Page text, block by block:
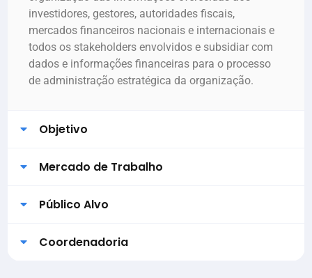
investidores, gestores, autoridades fiscais,
mercados financeiros nacionais e internacionais e
todos os stakeholders envolvidos e subsidiar com
dados e informações financeiras para o processo
de administração estratégica da organização.
Objetivo
Mercado de Trabalho
Público Alvo
Coordenadoria